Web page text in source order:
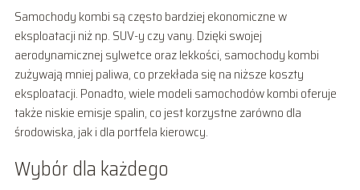
Samochody kombi są często bardziej ekonomiczne w
eksploatacji niż np. SUV-y czy vany. Dzięki swojej
aerodynamicznej sylwetce oraz lekkości, samochody kombi
zużywają mniej paliwa, co przekłada się na niższe koszty
eksploatacji. Ponadto, wiele modeli samochodów kombi oferuje
także niskie emisje spalin, co jest korzystne zarówno dla
środowiska, jak i dla portfela kierowcy.
Wybór dla każdego